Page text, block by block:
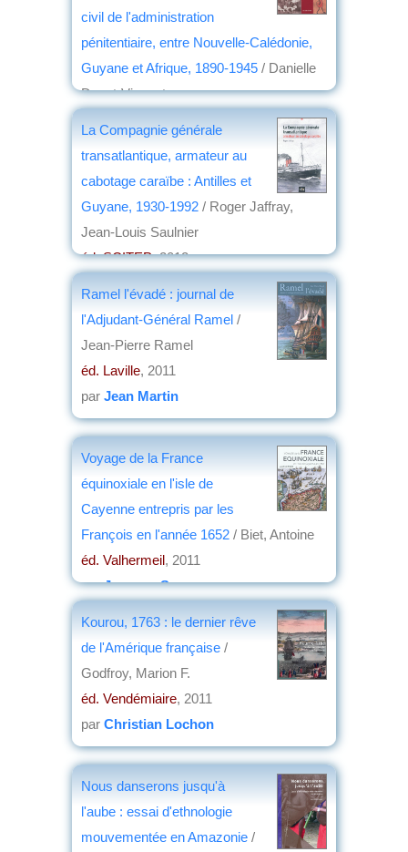
civil de l'administration
pénitentiaire, entre Nouvelle-Calédonie,
Guyane et Afrique, 1890-1945 / Danielle
Donet-Vincent
La Compagnie générale
transatlantique, armateur au
cabotage caraïbe : Antilles et
Guyane, 1930-1992 / Roger Jaffray,
Jean-Louis Saulnier
éd. SCITEP, 2012
Ramel l'évadé : journal de
l'Adjudant-Général Ramel /
Jean-Pierre Ramel
éd. Laville, 2011
par Jean Martin
Voyage de la France
équinoxiale en l'isle de
Cayenne entrepris par les
François en l'année 1652 / Biet, Antoine
éd. Valhermeil, 2011
parJacques Serre
Kourou, 1763 : le dernier rêve
de l'Amérique française /
Godfroy, Marion F.
éd. Vendémiaire, 2011
par Christian Lochon
Nous danserons jusqu'à
l'aube : essai d'ethnologie
mouvementée en Amazonie /